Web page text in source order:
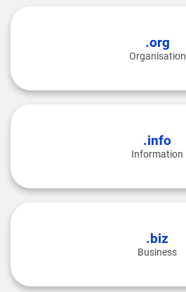
.org
Organisation
.info
Information
.biz
Business